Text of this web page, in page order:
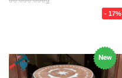
- 17%
New